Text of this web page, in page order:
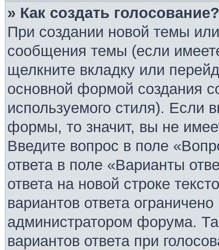
» Как создать голосование?
При создании новой темы
сообщения темы (если
щелкните вкладку или
основной формой создания
используемого стиля). Если
формы, то значит, вы не
Введите вопрос в поле
ответа в поле «Варианты
ответа на новой строке
вариантов ответа
администратором форума.
вариантов ответа при